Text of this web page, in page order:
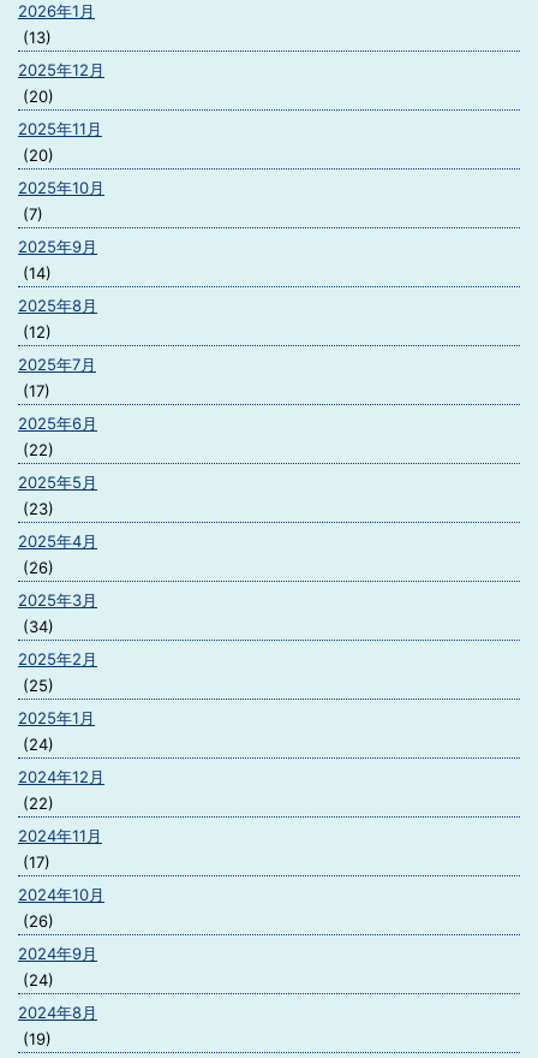
2026年1月
(13)
2025年12月
(20)
2025年11月
(20)
2025年10月
(7)
2025年9月
(14)
2025年8月
(12)
2025年7月
(17)
2025年6月
(22)
2025年5月
(23)
2025年4月
(26)
2025年3月
(34)
2025年2月
(25)
2025年1月
(24)
2024年12月
(22)
2024年11月
(17)
2024年10月
(26)
2024年9月
(24)
2024年8月
(19)